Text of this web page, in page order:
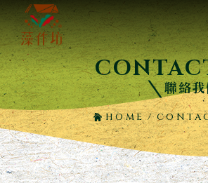
聯絡
HOME /